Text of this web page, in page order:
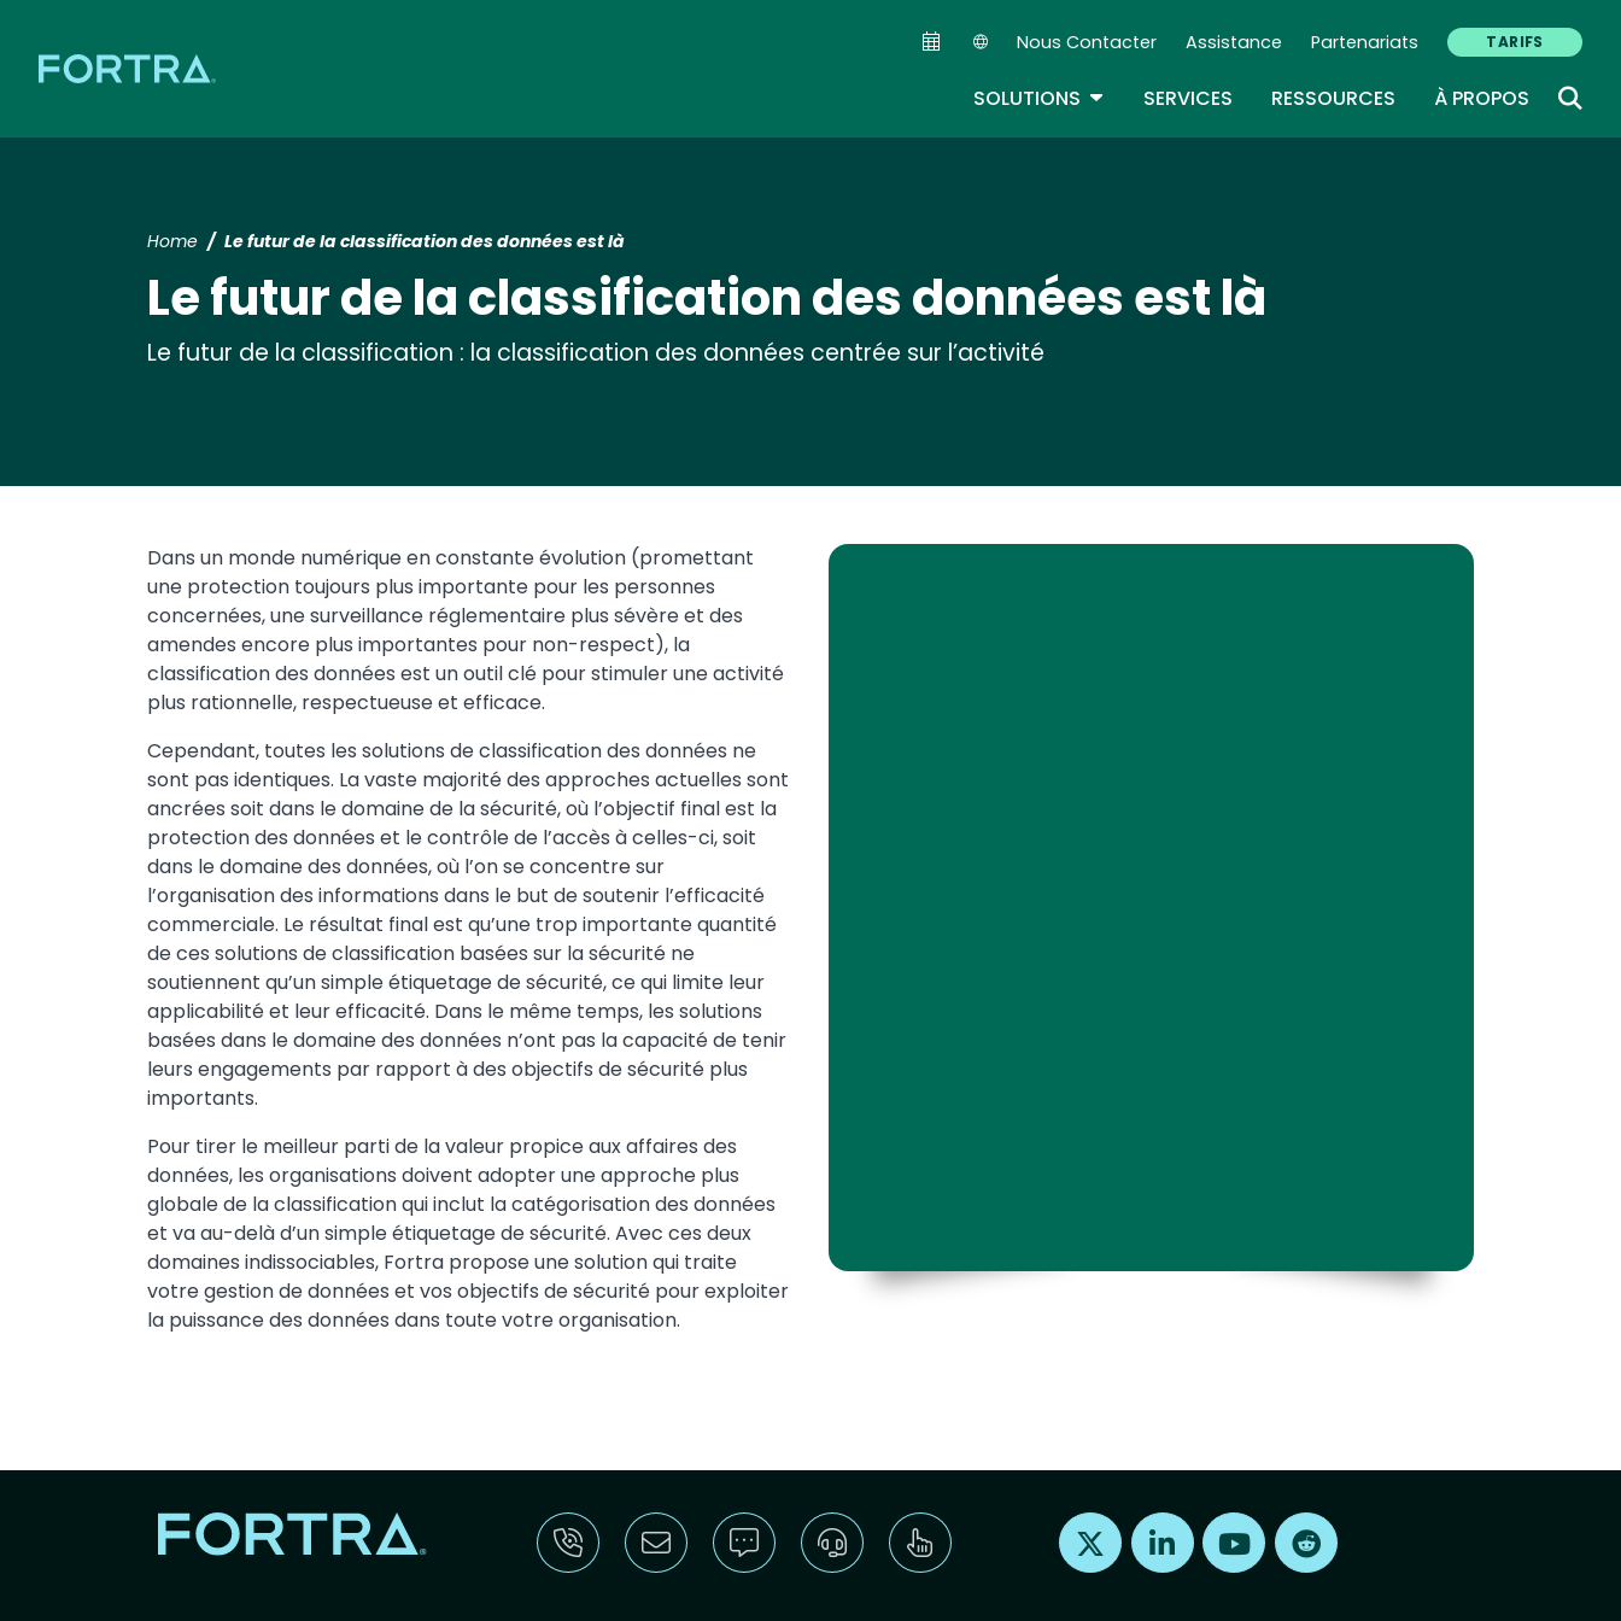
Secondary Navigation (FR)
Nous Contacter Assistance Partenariats TARIFS
SOLUTIONS TOGGLE DROPDOWN
SERVICES RESSOURCES À PROPOS
Home Le futur de la classification des données est là
Le futur de la classification des données est là
Le futur de la classification : la classification des données centrée sur l’activité
Dans un monde numérique en constante évolution (promettant
une protection toujours plus importante pour les personnes
concernées, une surveillance réglementaire plus sévère et des
amendes encore plus importantes pour non-respect), la
classification des données est un outil clé pour stimuler une activité
plus rationnelle, respectueuse et efficace.
Cependant, toutes les solutions de classification des données ne
sont pas identiques. La vaste majorité des approches actuelles sont
ancrées soit dans le domaine de la sécurité, où l’objectif final est la
protection des données et le contrôle de l’accès à celles-ci, soit
dans le domaine des données, où l’on se concentre sur
l’organisation des informations dans le but de soutenir l’efficacité
commerciale. Le résultat final est qu’une trop importante quantité
de ces solutions de classification basées sur la sécurité ne
soutiennent qu’un simple étiquetage de sécurité, ce qui limite leur
applicabilité et leur efficacité. Dans le même temps, les solutions
basées dans le domaine des données n’ont pas la capacité de tenir
leurs engagements par rapport à des objectifs de sécurité plus
importants.
Pour tirer le meilleur parti de la valeur propice aux affaires des
données, les organisations doivent adopter une approche plus
globale de la classification qui inclut la catégorisation des données
et va au-delà d’un simple étiquetage de sécurité. Avec ces deux
domaines indissociables, Fortra propose une solution qui traite
votre gestion de données et vos objectifs de sécurité pour exploiter
la puissance des données dans toute votre organisation.
Find us on X Find us on LinkedInFind us on Youtube